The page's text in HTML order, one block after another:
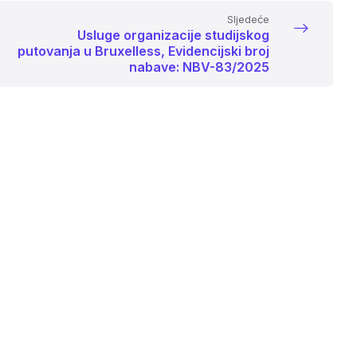
Sljedeće
Usluge organizacije studijskog
putovanja u Bruxelless, Evidencijski broj
nabave: NBV-83/2025